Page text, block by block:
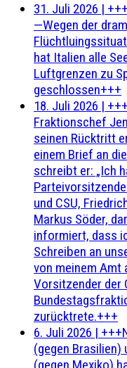
31. Juli 2026 |
—Wegen der
hat Italien alle
Luftgrenzen zu
geschlossen+++
18. Juli 2026 |
Fraktionschef
seinen Rücktritt
einem Brief an
schreibt er: „Ich
und CSU,
Markus Söder,
informiert, dass
Schreiben an
von meinem Amt
Vorsitzender der
zurücktrete.+++
6. Juli 2026 |
(gegen Brasilien)